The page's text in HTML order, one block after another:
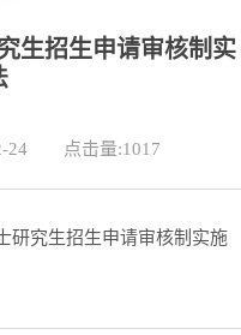
生招生申请审核制实
24 点击量:1017
研究生招生申请审核制实施